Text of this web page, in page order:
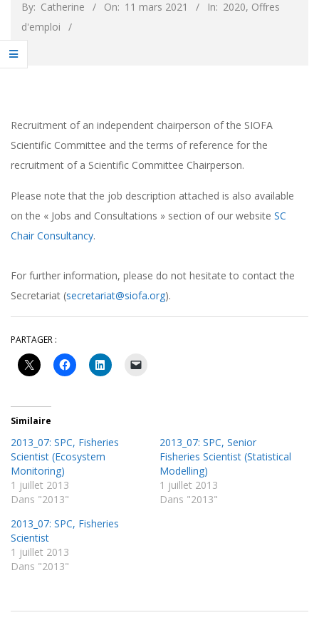
By: Catherine On: 11 mars 2021 In: 2020, Offres
d'emploi
Recruitment of an independent chairperson of the SIOFA
Scientific Committee and the terms of reference for the
recruitment of a Scientific Committee Chairperson.
Please note that the job description attached is also available
on the « Jobs and Consultations » section of our website SC
Chair Consultancy.
For further information, please do not hesitate to contact the
Secretariat (secretariat@siofa.org).
PARTAGER :
Similaire
2013_07: SPC, Fisheries
Scientist (Ecosystem
Monitoring)
1 juillet 2013
Dans "2013"
2013_07: SPC, Senior
Fisheries Scientist (Statistical
Modelling)
1 juillet 2013
Dans "2013"
2013_07: SPC, Fisheries
Scientist
1 juillet 2013
Dans "2013"